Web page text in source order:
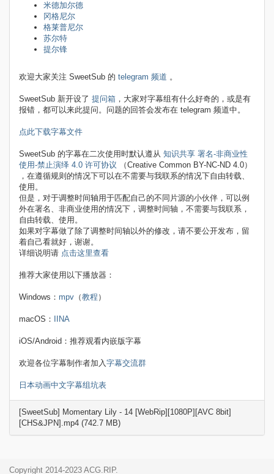
米德加尔德
冈格尼尔
格莱普尼尔
苏尔特
提尔锋
欢迎大家关注 SweetSub 的 telegram 频道 。
SweetSub 新开设了 提问箱 ，大家对字幕组有什么好奇的，或是有
报错，都可以来此提问。问题的回答会发布在 telegram 频道中。
点此下载字幕文件
SweetSub 的字幕在二次使用时默认遵从 知识共享 署名-非商业性
使用-禁止演绎 4.0 许可协议 （Creative Common BY-NC-ND 4.0）
，在遵循规则的情况下可以在不需要与我联系的情况下自由转载、
使用。
但是，对于调整时间轴用于匹配自己的不同片源的小伙伴，可以例
外在署名、非商业使用的情况下，调整时间轴，不需要与我联系，
自由转载、使用。
如果对字幕做了除了调整时间轴以外的修改，请不要公开发布，留
着自己看就好，谢谢。
详细说明请 点击这里查看
推荐大家使用以下播放器：
Windows： mpv （教程 ）
macOS： IINA
iOS/Android：推荐观看内嵌版字幕
欢迎各位字幕制作者加入字幕交流群
日本动画中文字幕组坑表
[SweetSub] Momentary Lily - 14 [WebRip][1080P][AVC 8bit]
[CHS&JPN].mp4 (742.7 MB)
Copyright 2014-2023 ACG.RIP.